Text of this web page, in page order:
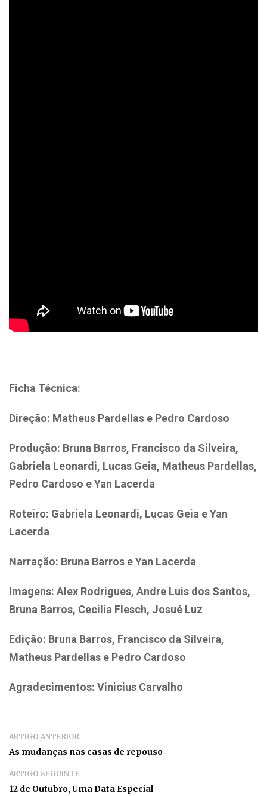
Ficha Técnica:
Direção: Matheus Pardellas e Pedro Cardoso
Produção: Bruna Barros, Francisco da Silveira,
Gabriela Leonardi, Lucas Geia, Matheus Pardellas,
Pedro Cardoso eYan Lacerda
Roteiro: Gabriela Leonardi, Lucas Geia eYan
Lacerda
Narração: Bruna Barros eYan Lacerda
Imagens: Alex Rodrigues, Andre Luis dos Santos,
Bruna Barros, Cecilia Flesch, Josué Luz
Edição: Bruna Barros, Francisco da Silveira,
Matheus Pardellas e Pedro Cardoso
Agradecimentos: Vinicius Carvalho
ARTIGO ANTERIOR
As mudanças nas casas de repouso
ARTIGO SEGUINTE
12 de Outubro, Uma Data Especial